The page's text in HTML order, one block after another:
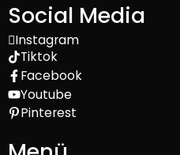
Social Media
Instagram
Tiktok
Facebook
Youtube
Pinterest